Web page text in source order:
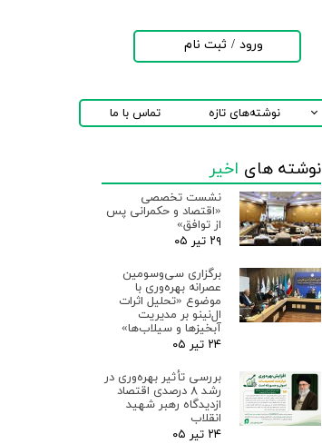
نوشته‌های تازه تماس با ما
ورود / ثبت نام
تغییر گذر واژه
خروج از حساب
کاربری
نوشته های اخیر
نشست تخصصی
«اقتصاد و حکمرانی پس
از توافق»
۲۹ تیر ۰۵
برگزاری سی‌وسومین
عصرانه بهره‌وری با
موضوع «تحلیل اثرات
ال‌نینو بر مدیریت
آبخیزها و سیلاب‌ها»
۲۴ تیر ۰۵
بررسی تأثیر بهره‌وری در
رشد ۸ درصدی اقتصاد
ازدیدگاه رهبر شهید
انقلاب
۲۴ تیر ۰۵